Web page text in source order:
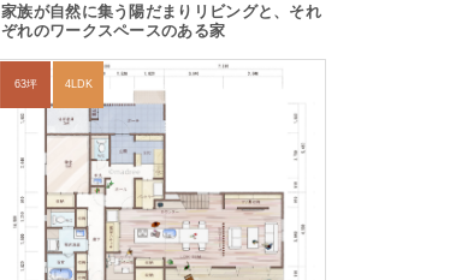
家族が自然に集う陽だまりリビングと、それ
ぞれのワークスペースのある家
63坪 4LDK